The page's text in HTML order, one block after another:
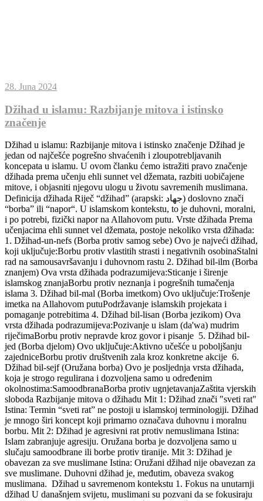
28. Juna 2024
Džihad u islamu: Razbijanje mitova i istinsko
značenje
Džihad u islamu: Razbijanje mitova i istinsko značenje Džihad je
jedan od najčešće pogrešno shvaćenih i zloupotrebljavanih
koncepata u islamu. U ovom članku ćemo istražiti pravo značenje
džihada prema učenju ehli sunnet vel džemata, razbiti uobičajene
mitove, i objasniti njegovu ulogu u životu savremenih muslimana.
Definicija džihada Riječ “džihad” (arapski: جهاد) doslovno znači
“borba” ili “napor“. U islamskom kontekstu, to je duhovni, moralni,
i po potrebi, fizički napor na Allahovom putu. Vrste džihada Prema
učenjacima ehli sunnet vel džemata, postoje nekoliko vrsta džihada:
1. Džihad-un-nefs (Borba protiv samog sebe) Ovo je najveći džihad,
koji uključuje:Borbu protiv vlastitih strasti i negativnih osobinaStalni
rad na samousavršavanju i duhovnom rastu 2. Džihad bil-ilm (Borba
znanjem) Ova vrsta džihada podrazumijeva:Sticanje i širenje
islamskog znanjaBorbu protiv neznanja i pogrešnih tumačenja
islama 3. Džihad bil-mal (Borba imetkom) Ovo uključuje:Trošenje
imetka na Allahovom putuPodržavanje islamskih projekata i
pomaganje potrebitima 4. Džihad bil-lisan (Borba jezikom) Ova
vrsta džihada podrazumijeva:Pozivanje u islam (da'wa) mudrim
riječimaBorbu protiv nepravde kroz govor i pisanje 5. Džihad bil-
jed (Borba djelom) Ovo uključuje:Aktivno učešće u poboljšanju
zajedniceBorbu protiv društvenih zala kroz konkretne akcije 6.
Džihad bil-sejf (Oružana borba) Ovo je posljednja vrsta džihada,
koja je strogo regulirana i dozvoljena samo u određenim
okolnostima:SamoodbranaBorba protiv ugnjetavanjaZaštita vjerskih
sloboda Razbijanje mitova o džihadu Mit 1: Džihad znači "sveti rat"
Istina: Termin “sveti rat” ne postoji u islamskoj terminologiji. Džihad
je mnogo širi koncept koji primarno označava duhovnu i moralnu
borbu. Mit 2: Džihad je agresivni rat protiv nemuslimana Istina:
Islam zabranjuje agresiju. Oružana borba je dozvoljena samo u
slučaju samoodbrane ili borbe protiv tiranije. Mit 3: Džihad je
obavezan za sve muslimane Istina: Oružani džihad nije obavezan za
sve muslimane. Duhovni džihad je, međutim, obaveza svakog
muslimana. Džihad u savremenom kontekstu 1. Fokus na unutarnji
džihad U današnjem svijetu, muslimani su pozvani da se fokusiraju